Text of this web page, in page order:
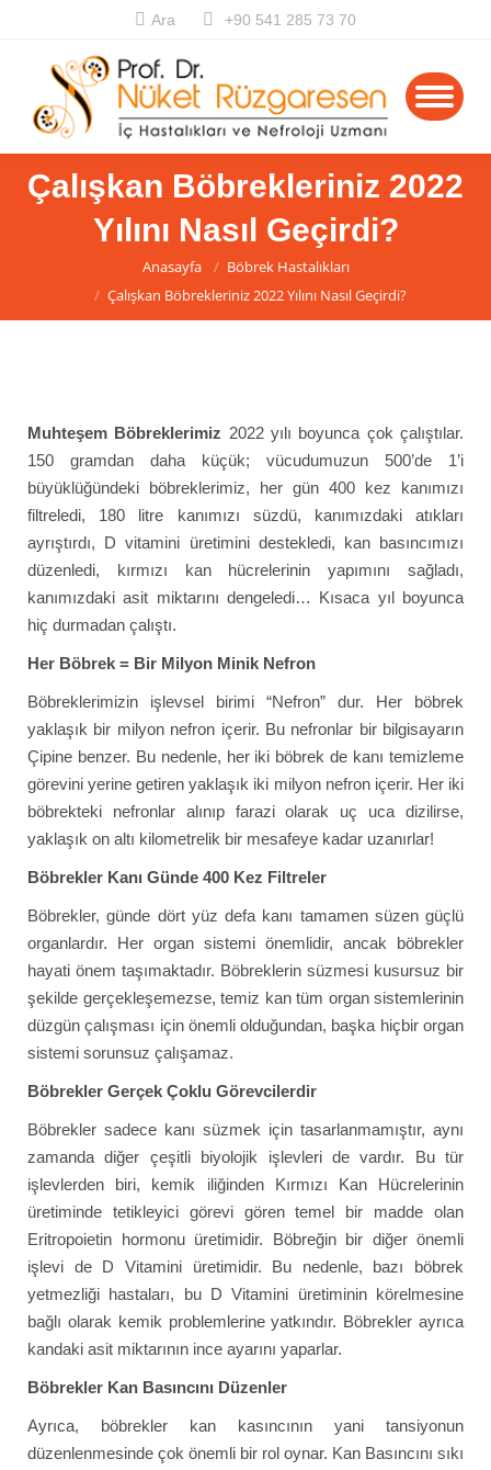
Ara +90 541 285 73 70
Çalışkan Böbrekleriniz 2022
Yılını Nasıl Geçirdi?
Anasayfa
Böbrek Hastalıkları
Çalışkan Böbrekleriniz 2022 Yılını Nasıl Geçirdi?
Muhteşem Böbreklerimiz 2022 yılı boyunca çok çalıştılar.
150 gramdan daha küçük; vücudumuzun 500’de 1’i
büyüklüğündeki böbreklerimiz, her gün 400 kez kanımızı
filtreledi, 180 litre kanımızı süzdü, kanımızdaki atıkları
ayrıştırdı, D vitamini üretimini destekledi, kan basıncımızı
düzenledi, kırmızı kan hücrelerinin yapımını sağladı,
kanımızdaki asit miktarını dengeledi… Kısaca yıl boyunca
hiç durmadan çalıştı.
Her Böbrek = Bir Milyon Minik Nefron
Böbreklerimizin işlevsel birimi “Nefron” dur. Her böbrek
yaklaşık bir milyon nefron içerir. Bu nefronlar bir bilgisayarın
Çipine benzer. Bu nedenle, her iki böbrek de kanı temizleme
görevini yerine getiren yaklaşık iki milyon nefron içerir. Her iki
böbrekteki nefronlar alınıp farazi olarak uç uca dizilirse,
yaklaşık on altı kilometrelik bir mesafeye kadar uzanırlar!
Böbrekler Kanı Günde 400 Kez Filtreler
Böbrekler, günde dört yüz defa kanı tamamen süzen güçlü
organlardır. Her organ sistemi önemlidir, ancak böbrekler
hayati önem taşımaktadır. Böbreklerin süzmesi kusursuz bir
şekilde gerçekleşemezse, temiz kan tüm organ sistemlerinin
düzgün çalışması için önemli olduğundan, başka hiçbir organ
sistemi sorunsuz çalışamaz.
Böbrekler Gerçek Çoklu Görevcilerdir
Böbrekler sadece kanı süzmek için tasarlanmamıştır, aynı
zamanda diğer çeşitli biyolojik işlevleri de vardır. Bu tür
işlevlerden biri, kemik iliğinden Kırmızı Kan Hücrelerinin
üretiminde tetikleyici görevi gören temel bir madde olan
Eritropoietin hormonu üretimidir. Böbreğin bir diğer önemli
işlevi de D Vitamini üretimidir. Bu nedenle, bazı böbrek
yetmezliği hastaları, bu D Vitamini üretiminin körelmesine
bağlı olarak kemik problemlerine yatkındır. Böbrekler ayrıca
kandaki asit miktarının ince ayarını yaparlar.
Böbrekler Kan Basıncını Düzenler
Ayrıca, böbrekler kan kasıncının yani tansiyonun
düzenlenmesinde çok önemli bir rol oynar. Kan Basıncını sıkı